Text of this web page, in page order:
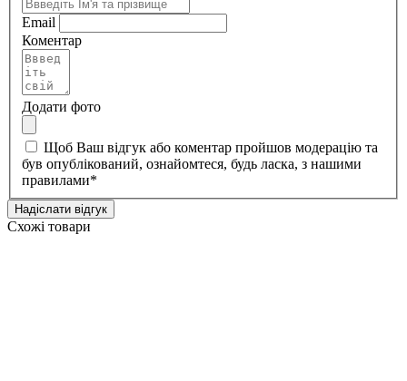
Email
Коментар
Додати фото
Щоб Ваш відгук або коментар пройшов модерацію та
був опублікований, ознайомтеся, будь ласка, з нашими
правилами*
Надіслати відгук
Схожі товари